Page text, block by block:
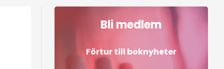
Bli medlem
Förtur till boknyheter